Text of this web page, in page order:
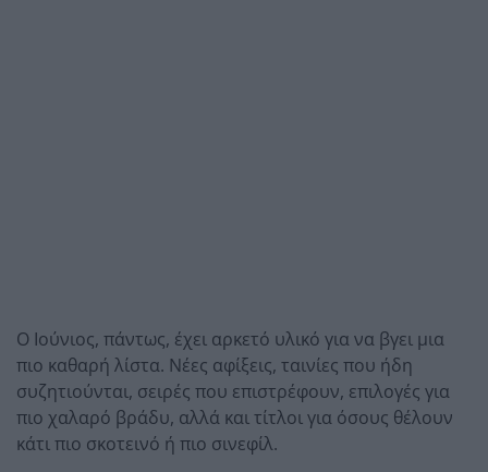
Ο Ιούνιος, πάντως, έχει αρκετό υλικό για να βγει μια
πιο καθαρή λίστα. Νέες αφίξεις, ταινίες που ήδη
συζητιούνται, σειρές που επιστρέφουν, επιλογές για
πιο χαλαρό βράδυ, αλλά και τίτλοι για όσους θέλουν
κάτι πιο σκοτεινό ή πιο σινεφίλ.